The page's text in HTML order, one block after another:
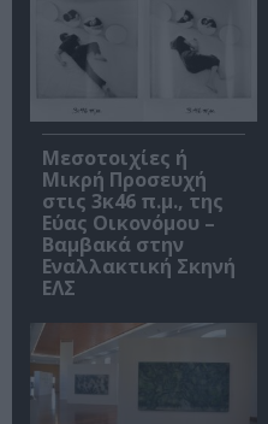
Μεσοτοιχίες ή
Μικρή Προσευχή
στις 3κ46 π.μ., της
Εύας Οικονόμου –
Βαμβακά στην
Εναλλακτική Σκηνή
ΕΛΣ